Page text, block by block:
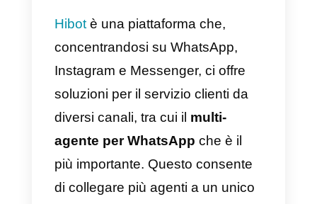
amministrazione, servizio clienti e
molto altro, offrendo report sugli
agenti, metriche aziendali, molte
funzionalità in termini di chat e la
possibilità di inviare file, immagini,
testo e video. Il supporto di
Callbell è eccellente per servire i